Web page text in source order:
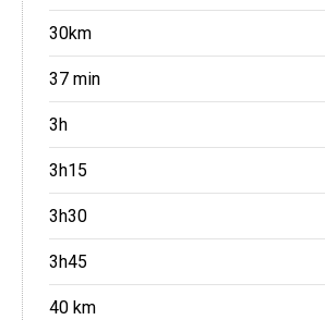
30km
37 min
3h
3h15
3h30
3h45
40 km